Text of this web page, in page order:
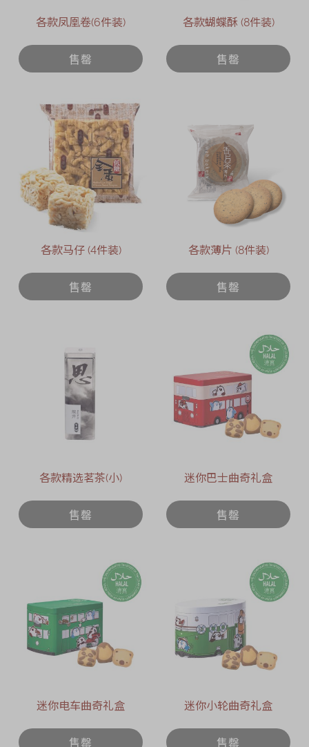
各款凤凰卷(6件装)
售罄
各款蝴蝶酥 (8件装)
售罄
各款马仔 (4件装)
售罄
各款薄片 (8件装)
售罄
各款精选茗茶(小)
售罄
迷你巴士曲奇礼盒
售罄
迷你电车曲奇礼盒
售罄
迷你小轮曲奇礼盒
售罄